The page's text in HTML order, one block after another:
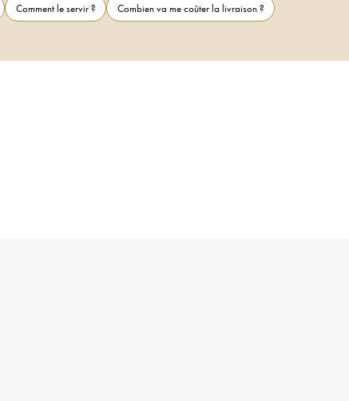
Comment le servir ?
Combien va me coûter la livraison ?